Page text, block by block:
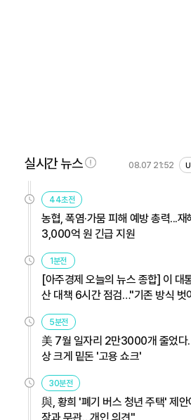
실시간 뉴스 08.07 21:52
44초전
농협, 폭염·가뭄 피해 예방 총력...재
3,000억 원 긴급 지원
1분전
[아주경제 오늘의 뉴스 종합] 이 대
산 대책 6시간 점검…"기존 방식 벗
히 실행" 外
5분전
美 7월 일자리 2만3000개 줄었다
상 크게 밑돈 '고용 쇼크'
30분전
與, 황희 '폐기 버스 청년 주택' 제안